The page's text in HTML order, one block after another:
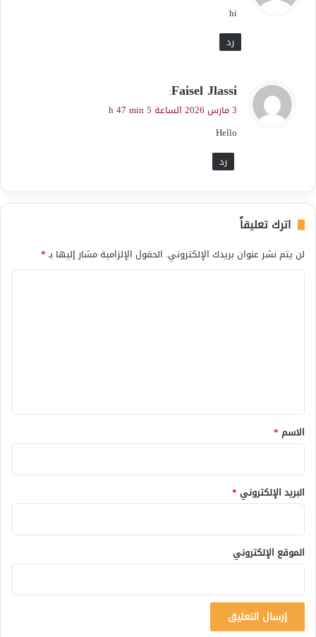
ل
hi
رد
ي
ق
ل
Faisel Jlassi
:
3 مارس 2026 الساعة 5 h 47 min
Hello
رد
اترك تعليقاً
لن يتم نشر عنوان بريدك الإلكتروني. الحقول الإلزامية مشار إليها بـ*
*
الاسم *
البريد الإلكتروني *
الموقع الإلكتروني